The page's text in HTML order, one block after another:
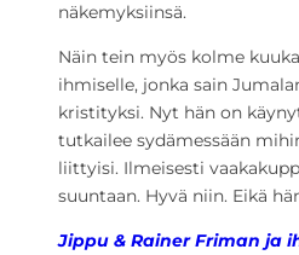
näkemyksiinsä.
Näin tein myös kolme
ihmiselle, jonka sain
kristityksi. Nyt hän on
tutkailee sydämessään
liittyisi. Ilmeisesti
suuntaan. Hyvä niin. Eikä
Jippu & Rainer Friman ja